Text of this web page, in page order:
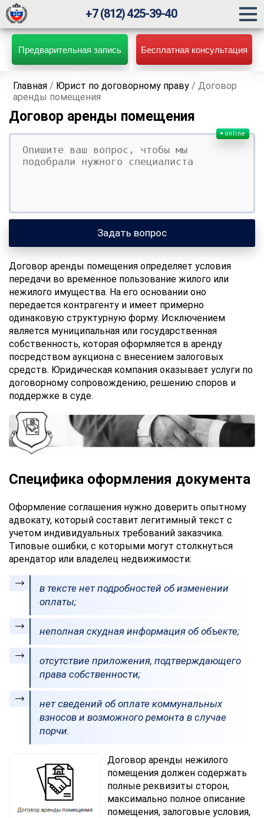
Предварительная запись Бесплатная консультация
+7 (812) 425-39-40
Главная / Юрист по договорному праву /Договор
аренды помещения
Договор аренды помещения
Ваш вопрос
Ваше имя
Ваши контакты
online
Задать вопрос
Договор аренды помещения определяет условия
передачи во временное пользование жилого или
нежилого имущества. На его основании оно
передается контрагенту и имеет примерно
одинаковую структурную форму. Исключением
является муниципальная или государственная
собственность, которая оформляется в аренду
посредством аукциона с внесением залоговых
средств. Юридическая компания оказывает услуги по
договорному сопровождению, решению споров и
поддержке в суде.
Специфика оформления документа
Оформление соглашения нужно доверить опытному
адвокату, который составит легитимный текст с
учетом индивидуальных требований заказчика.
Типовые ошибки, с которыми могут столкнуться
арендатор или владелец недвижимости:
в тексте нет подробностей об изменении
оплаты;
неполная скудная информация об объекте;
отсутствие приложения, подтверждающего
права собственности;
нет сведений об оплате коммунальных
взносов и возможного ремонта в случае
порчи.
Договор аренды нежилого
помещения должен содержать
полные реквизиты сторон,
максимально полное описание
помещения, залоговые условия,